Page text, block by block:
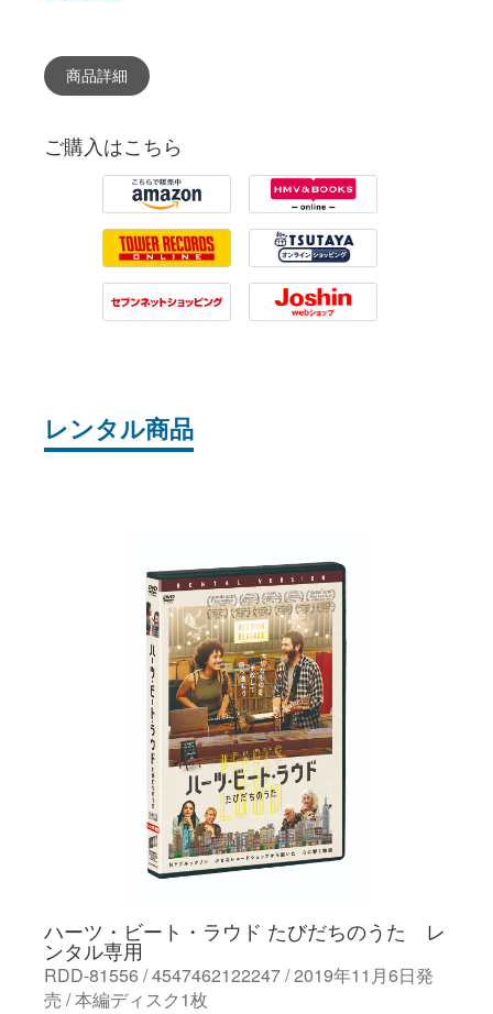
商品詳細
ご購入はこちら
Amazon HMV
Tower Records Tsutaya
7net Joshin
レンタル商品
ハーツ・ビート・ラウド たびだちのうた レ
ンタル専用
RDD-81556 / 4547462122247 / 2019年11月6日発
売 / 本編ディスク1枚